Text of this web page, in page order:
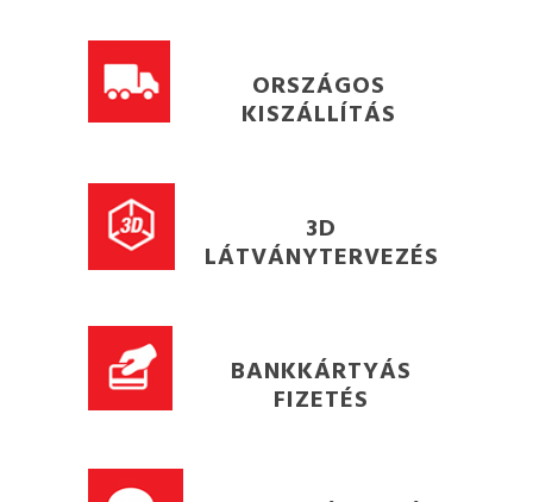
ORSZÁGOS
KISZÁLLÍTÁS
3D
LÁTVÁNYTERVEZÉS
BANKKÁRTYÁS
FIZETÉS